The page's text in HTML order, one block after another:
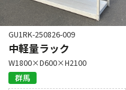
GU1RK-250826-009
中軽量ラック
W1800×D600×H2100
群馬